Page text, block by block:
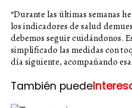
“Durante las últimas semanas
los indicadores de salud
debemos seguir cuidándonos.
simplificado las medidas con
día siguiente, acompañando
También puede